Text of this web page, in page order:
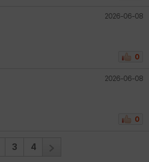
2026-06-08
0
2026-06-08
0
3 4